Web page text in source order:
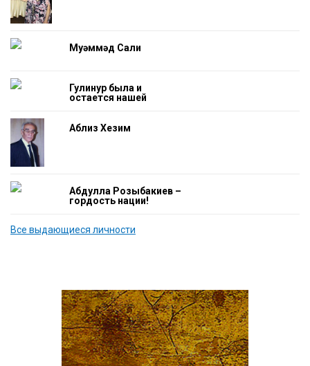
Муһәммәд Салиһ
Гулинур была и
остается нашей
Аблиз Хезим
Абдулла Розыбакиев –
гордость нации!
Все выдающиеся личности